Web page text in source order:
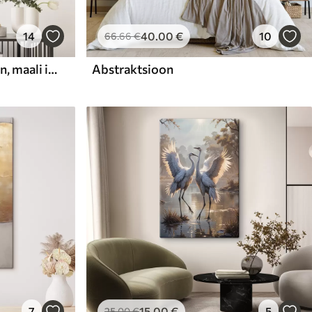
14
Abstraktne kompositsioon, maali imitatsioon
66.66€40.00€ 10
Abstraktsioon